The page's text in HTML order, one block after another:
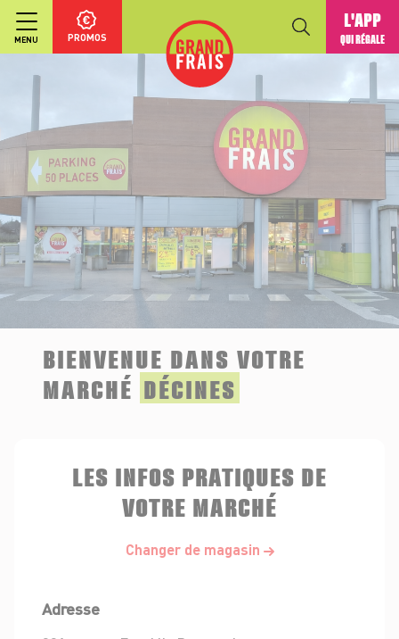
MENU PROMOS
L'APP
QUI RÉGALE
BIENVENUE DANS VOTRE
MARCHÉ DÉCINES
LES INFOS PRATIQUES DE
VOTRE MARCHÉ
Changer de magasin
Adresse